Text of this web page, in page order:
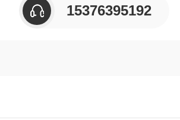
15376395192